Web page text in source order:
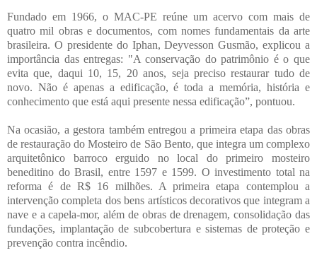
Fundado em 1966, o MAC-PE reúne um acervo com mais de
quatro mil obras e documentos, com nomes fundamentais da arte
brasileira. O presidente do Iphan, Deyvesson Gusmão, explicou a
importância das entregas: "A conservação do patrimônio é o que
evita que, daqui 10, 15, 20 anos, seja preciso restaurar tudo de
novo. Não é apenas a edificação, é toda a memória, história e
conhecimento que está aqui presente nessa edificação”, pontuou.
Na ocasião, a gestora também entregou a primeira etapa das obras
de restauração do Mosteiro de São Bento, que integra um complexo
arquitetônico barroco erguido no local do primeiro mosteiro
beneditino do Brasil, entre 1597 e 1599. O investimento total na
reforma é de R$ 16 milhões. A primeira etapa contemplou a
intervenção completa dos bens artísticos decorativos que integram a
nave e a capela-mor, além de obras de drenagem, consolidação das
fundações, implantação de subcobertura e sistemas de proteção e
prevenção contra incêndio.